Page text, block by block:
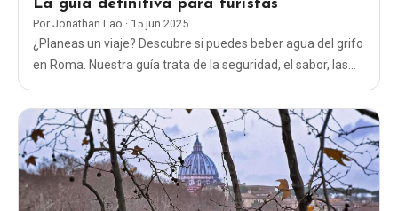
La guía definitiva para turistas
Por Jonathan Lao · 15 jun 2025
¿Planeas un viaje? Descubre si puedes beber agua del grifo
en Roma. Nuestra guía trata de la seguridad, el sabor, las